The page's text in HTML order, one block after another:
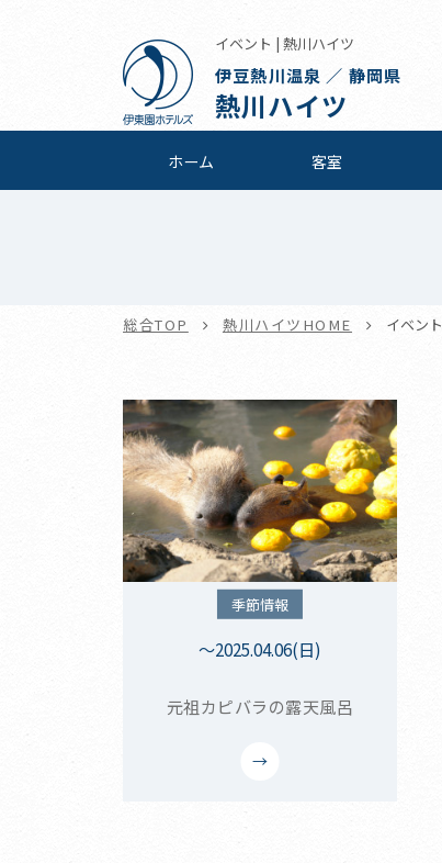
イベント | 熱川ハイツ
伊豆熱川温泉 ／ 静岡県
熱川ハイツ
ホーム 客室
総合TOP 熱川ハイツHOME イベント
季節情報
～2025.04.06(日)
元祖カピバラの露天風呂